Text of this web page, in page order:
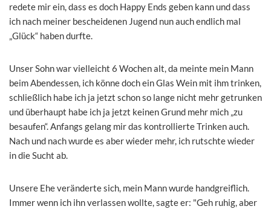
redete mir ein, dass es doch Happy Ends geben kann und dass
ich nach meiner bescheidenen Jugend nun auch endlich mal
„Glück“ haben durfte.
Unser Sohn war vielleicht 6 Wochen alt, da meinte mein Mann
beim Abendessen, ich könne doch ein Glas Wein mit ihm trinken,
schließlich habe ich ja jetzt schon so lange nicht mehr getrunken
und überhaupt habe ich ja jetzt keinen Grund mehr mich „zu
besaufen“. Anfangs gelang mir das kontrollierte Trinken auch.
Nach und nach wurde es aber wieder mehr, ich rutschte wieder
in die Sucht ab.
Unsere Ehe veränderte sich, mein Mann wurde handgreiflich.
Immer wenn ich ihn verlassen wollte, sagte er: "Geh ruhig, aber